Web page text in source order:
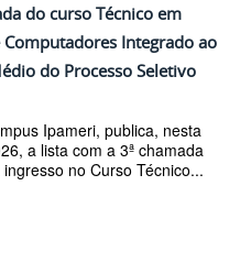
do curso Técnico em
Computadores Integrado ao
do Processo Seletivo
Ipameri, publica, nesta
a lista com a 3ª chamada
no Curso Técnico...